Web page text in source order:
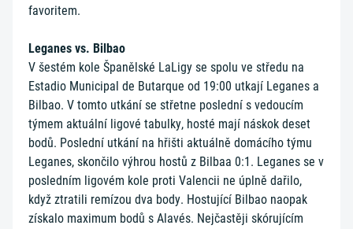
favoritem.
Leganes vs. Bilbao
V šestém kole Španělské LaLigy se spolu ve středu na
Estadio Municipal de Butarque od 19:00 utkají Leganes a
Bilbao. V tomto utkání se střetne poslední s vedoucím
týmem aktuální ligové tabulky, hosté mají náskok deset
bodů. Poslední utkání na hřišti aktuálně domácího týmu
Leganes, skončilo výhrou hostů z Bilbaa 0:1. Leganes se v
posledním ligovém kole proti Valencii ne úplně dařilo,
když ztratili remízou dva body. Hostující Bilbao naopak
získalo maximum bodů s Alavés. Nejčastěji skórujícím